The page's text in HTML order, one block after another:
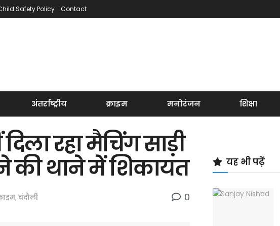
Safety Policy Contact
अंतर्राष्ट्रीय क्राइम मनोरंजन शिक्षा
रहा मैचिंग साड़ी
की थाने में शिकायत
, चंदौली 0
यह भी पढ़ें